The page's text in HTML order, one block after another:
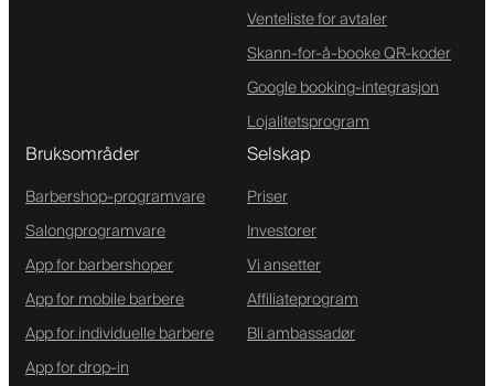
Venteliste for avtaler
Skann-for-å-booke QR-koder
Google booking-integrasjon
Lojalitetsprogram
Bruksområder
Barbershop-programvare
Salongprogramvare
App for barbershoper
App for mobile barbere
App for individuelle barbere
App for drop-in
Selskap
Priser
Investorer
Vi ansetter
Affiliateprogram
Bli ambassadør